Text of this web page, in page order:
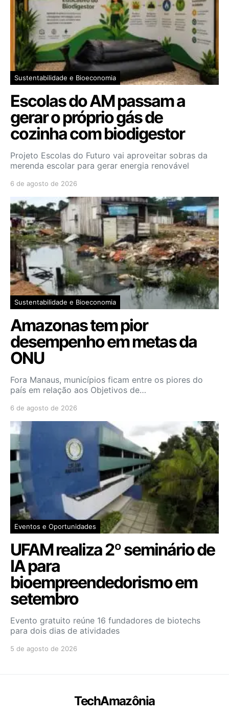
Sustentabilidade e Bioeconomia
Escolas do AM passam a
gerar o próprio gás de
cozinha com biodigestor
Projeto Escolas do Futuro vai aproveitar sobras da
merenda escolar para gerar energia renovável
6 de agosto de 2026
Sustentabilidade e Bioeconomia
Amazonas tem pior
desempenho em metas da
ONU
Fora Manaus, municípios ficam entre os piores do
país em relação aos Objetivos de…
6 de agosto de 2026
Eventos e Oportunidades
UFAM realiza 2º seminário de
IA para
bioempreendedorismo em
setembro
Evento gratuito reúne 16 fundadores de biotechs
para dois dias de atividades
5 de agosto de 2026
TechAmazônia